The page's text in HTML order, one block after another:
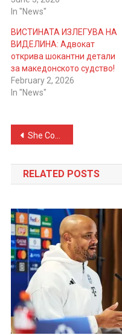
In "News"
ВИСТИНАТА ИЗЛЕГУВА НА
ВИДЕЛИНА: Адвокат
открива шокантни детали
за македонското судство!
February 2, 2026
In "News"
Post
navigation
She Covered 98 Percent of Her Body in Tattoos and the Total Cost Will Shock You
RELATED POSTS